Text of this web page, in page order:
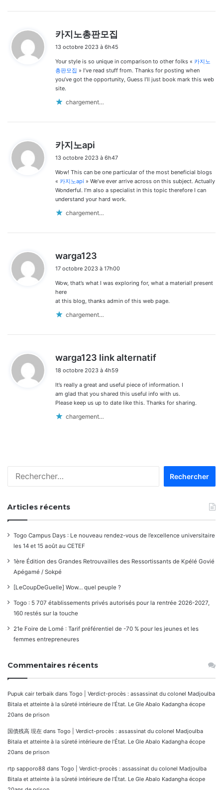
카지노총판모집
13 octobre 2023 à 6h45
Your style is so unique in comparison to other folks « 카지노
총판모집 » I’ve read stuff from. Thanks for posting when
you’ve got the opportunity, Guess I’ll just book mark this web
site.
chargement…
카지노api
t
:
13 octobre 2023 à 6h47
Wow! This can be one particular of the most beneficial blogs
« 카지노api » We’ve ever arrive across on this subject. Actually
Wonderful. I’m also a specialist in this topic therefore I can
understand your hard work.
chargement…
warga123
t
17 octobre 2023 à 17h00
Wow, that’s what I was exploring for, what a material! present
here
at this blog, thanks admin of this web page.
chargement…
warga123 link alternatif
:
18 octobre 2023 à 4h59
It’s really a great and useful piece of information. I
am glad that you shared this useful info with us.
Please keep us up to date like this. Thanks for sharing.
chargement…
Articles récents
Togo Campus Days : Le nouveau rendez-vous de l’excellence universitaire
les 14 et 15 août au CETEF
1ère Édition des Grandes Retrouvailles des Ressortissants de Kpélé Govié
Apégamé / Sokpé
[LeCoupDeGuelle] Wow… quel peuple ?
Togo : 5 707 établissements privés autorisés pour la rentrée 2026-2027,
160 restés sur la touche
21e Foire de Lomé : Tarif préférentiel de -70 % pour les jeunes et les
femmes entrepreneures
Commentaires récents
Pupuk cair terbaik dans Togo | Verdict-procès : assassinat du colonel Madjoulba
Bitala et atteinte à la sûreté intérieure de l’État. Le Gle Abalo Kadangha écope
20ans de prison
国債残高 現在 dans Togo | Verdict-procès : assassinat du colonel Madjoulba
Bitala et atteinte à la sûreté intérieure de l’État. Le Gle Abalo Kadangha écope
20ans de prison
rtp sapporo88 dans Togo | Verdict-procès : assassinat du colonel Madjoulba
Bitala et atteinte à la sûreté intérieure de l’État. Le Gle Abalo Kadangha écope